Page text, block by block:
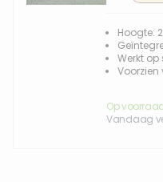
Hoogte:
Werkt op
Op
Vandaag